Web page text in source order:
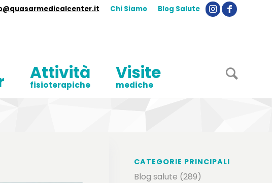
Chi Siamo Blog Salute
Attività
fisioterapiche
Visite
mediche
CATEGORIE PRINCIPALI
Blog salute (289)